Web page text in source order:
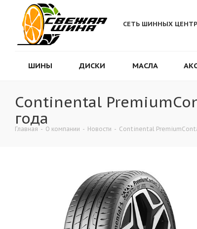
СЕТЬ ШИННЫХ
ШИНЫ ДИСКИ МАСЛА
Continental
года
Главная - О компании - Новости - Continental